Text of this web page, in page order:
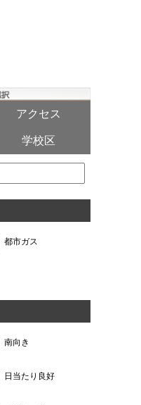
アクセス
学校区
都市ガス
南向き
日当たり良好